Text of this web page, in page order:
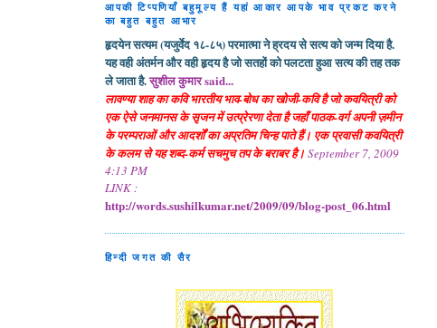
आपकी टिप्पणियाँ बहुमूल्य हैं यहां आकार आपके भाव प्रकट करने
का बहुत बहुत आभार
हृदयेन सत्यम (यजुर्वेद १८-८५) परमात्मा ने ह्रदय से सत्य को जन्म दिया है.
यह वही अंतर्मन और वही हृदय है जो सतहों को पलटता हुआ सत्य की तह तक
ले जाता है.सुशील कुमार said...
लावण्या शाह का कवि भारतीय भाव-बोध का खोजी-कवि है जो कवयित्री को
एक ऐसे जनमानस के सृजन में उत्प्रेरणा देता है जहाँ पाठक-वर्ग अपनी ज़मीन
के परम्पराओं और आदर्शों का अप्रतिम चिन्ह पाते हैं। एक प्रवासी कवयित्री
के कलम से यह शब्द-कर्म सचमुच तप के बराबर है। September 7, 2009
4:13 PM
LINK :
http://words.sushilkumar.net/2009/09/blog-post_06.html
हिन्दी जगत की सैर